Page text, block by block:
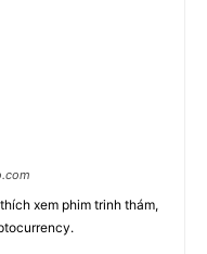
xem phim trinh thám,